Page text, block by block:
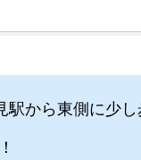
駅から東側に少し